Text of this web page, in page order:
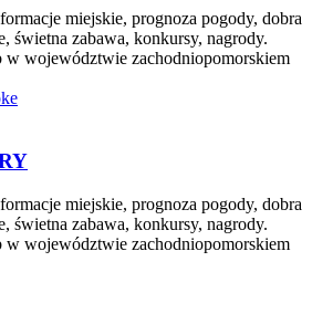
miejskie, prognoza pogody, dobra
świetna zabawa, konkursy, nagrody.
w województwie zachodniopomorskiem
miejskie, prognoza pogody, dobra
świetna zabawa, konkursy, nagrody.
w województwie zachodniopomorskiem